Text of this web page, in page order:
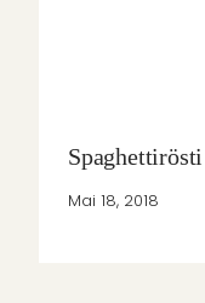
Mai 18, 2018